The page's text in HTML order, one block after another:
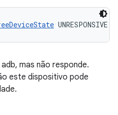
UNRESPONSIVE
mas não responde.
este dispositivo pode